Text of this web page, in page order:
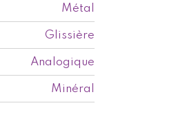
Métal
Glissière
Analogique
Minéral